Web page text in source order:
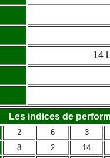
14
Les indices de
2 6 3
8 2 14